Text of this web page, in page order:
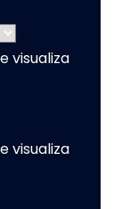
visualiza
visualiza